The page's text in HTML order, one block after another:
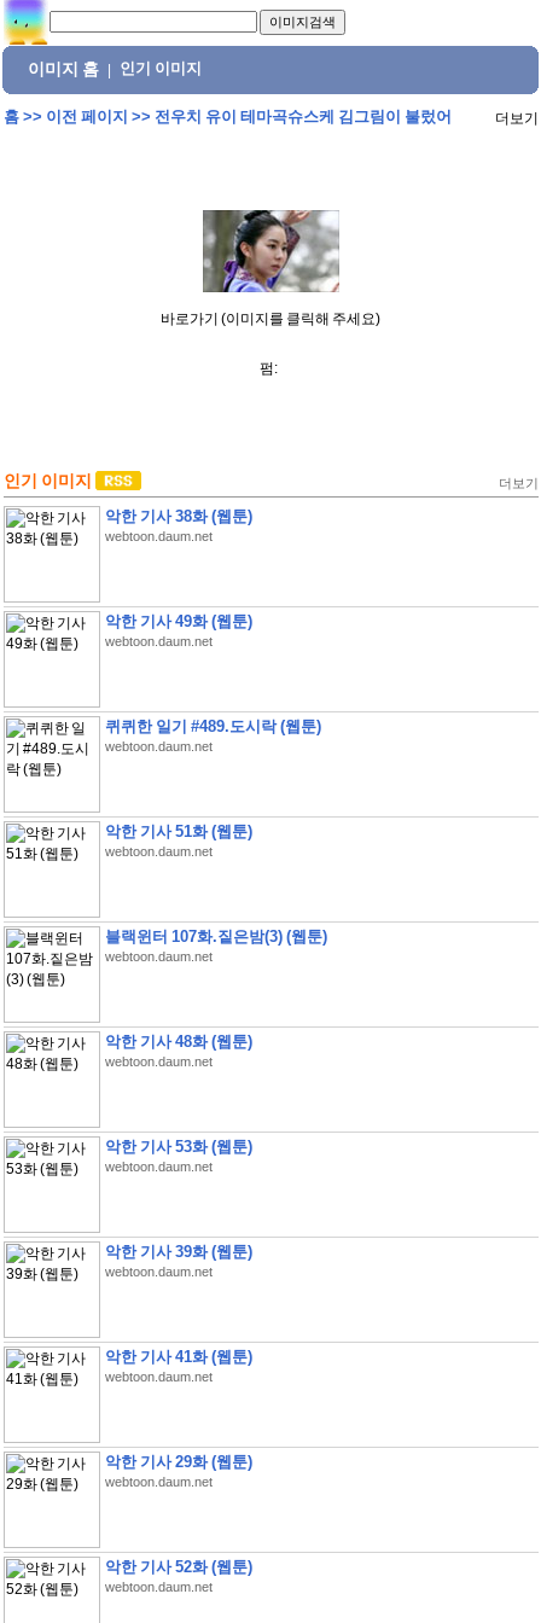
이미지 홈 인기 이미지
홈>> 이전 페이지 >> 전우치 유이 테마곡슈스케 김그림이 불렀어 더보기
바로가기 (이미지를 클릭해 주세요)
펌:
인기 이미지 더보기
악한 기사 38화 (웹툰)
webtoon.daum.net
악한 기사 49화 (웹툰)
webtoon.daum.net
퀴퀴한 일기 #489.도시락 (웹툰)
webtoon.daum.net
악한 기사 51화 (웹툰)
webtoon.daum.net
블랙윈터 107화.짙은밤(3) (웹툰)
webtoon.daum.net
악한 기사 48화 (웹툰)
webtoon.daum.net
악한 기사 53화 (웹툰)
webtoon.daum.net
악한 기사 39화 (웹툰)
webtoon.daum.net
악한 기사 41화 (웹툰)
webtoon.daum.net
악한 기사 29화 (웹툰)
webtoon.daum.net
악한 기사 52화 (웹툰)
webtoon.daum.net